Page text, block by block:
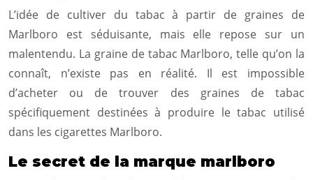
L’idée de cultiver du tabac à partir de graines de
Marlboro est séduisante, mais elle repose sur un
malentendu. La graine de tabac Marlboro, telle qu’on la
connaît, n’existe pas en réalité. Il est impossible
d’acheter ou de trouver des graines de tabac
spécifiquement destinées à produire le tabac utilisé
dans les cigarettes Marlboro.
Le secret de la marque marlboro